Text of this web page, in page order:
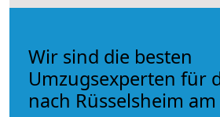
Wir sind die besten
Umzugsexperten für
nach Rüsselsheim